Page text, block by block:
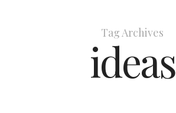
Tag Archives
ideas